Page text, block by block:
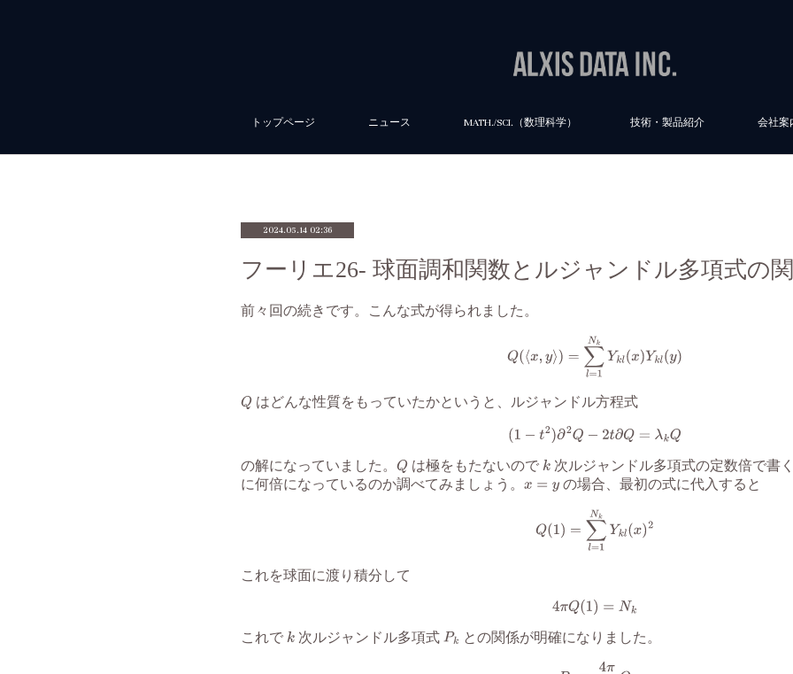
トップページ ニュース MATH./SCI.（数理科学） 技術・製品紹介 会社案
2024.05.14 02:36
フーリエ26- 球面調和関数とルジャンドル多項式の